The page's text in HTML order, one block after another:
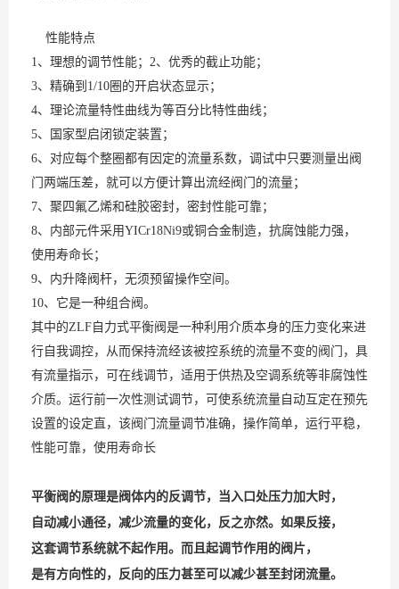
性能特点
1、理想的调节性能；2、优秀的截止功能；
3、精确到1/10圈的开启状态显示；
4、理论流量特性曲线为等百分比特性曲线；
5、国家型启闭锁定装置；
6、对应每个整圈都有因定的流量系数，调试中只要测量出阀
门两端压差，就可以方便计算出流经阀门的流量；
7、聚四氟乙烯和硅胶密封，密封性能可靠；
8、内部元件采用YICr18Ni9或铜合金制造，抗腐蚀能力强，
使用寿命长；
9、内升降阀杆，无须预留操作空间。
10、它是一种组合阀。
其中的ZLF自力式平衡阀是一种利用介质本身的压力变化来进
行自我调控，从而保持流经该被控系统的流量不变的阀门，具
有流量指示，可在线调节，适用于供热及空调系统等非腐蚀性
介质。运行前一次性测试调节，可使系统流量自动互定在预先
设置的设定直，该阀门流量调节准确，操作简单，运行平稳，
性能可靠，使用寿命长
平衡阀的原理是阀体内的反调节，当入口处压力加大时，
自动减小通径，减少流量的变化，反之亦然。如果反接，
这套调节系统就不起作用。而且起调节作用的阀片，
是有方向性的，反向的压力甚至可以减少甚至封闭流量。